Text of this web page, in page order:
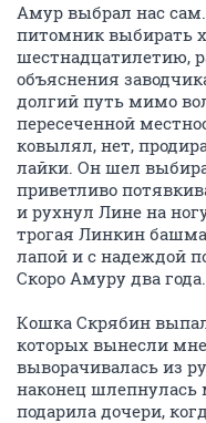
Амур выбрал нас
питомник выбирать
шестнадцатилетию,
объяснения
долгий путь мимо
пересеченной
ковылял, нет,
лайки. Он шел
приветливо
и рухнул Лине на
трогая Линкин
лапой и с надеждой
Скоро Амуру два года.
Кошка Скрябин
которых вынесли
выворачивалась из
наконец шлепнулась
подарила дочери,